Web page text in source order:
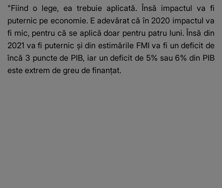
"Fiind o lege, ea trebuie aplicată. Însă impactul va fi
puternic pe economie. E adevărat că în 2020 impactul va
fi mic, pentru că se aplică doar pentru patru luni. Însă din
2021 va fi puternic și din estimările FMI va fi un deficit de
încă 3 puncte de PIB, iar un deficit de 5% sau 6% din PIB
este extrem de greu de finanțat.